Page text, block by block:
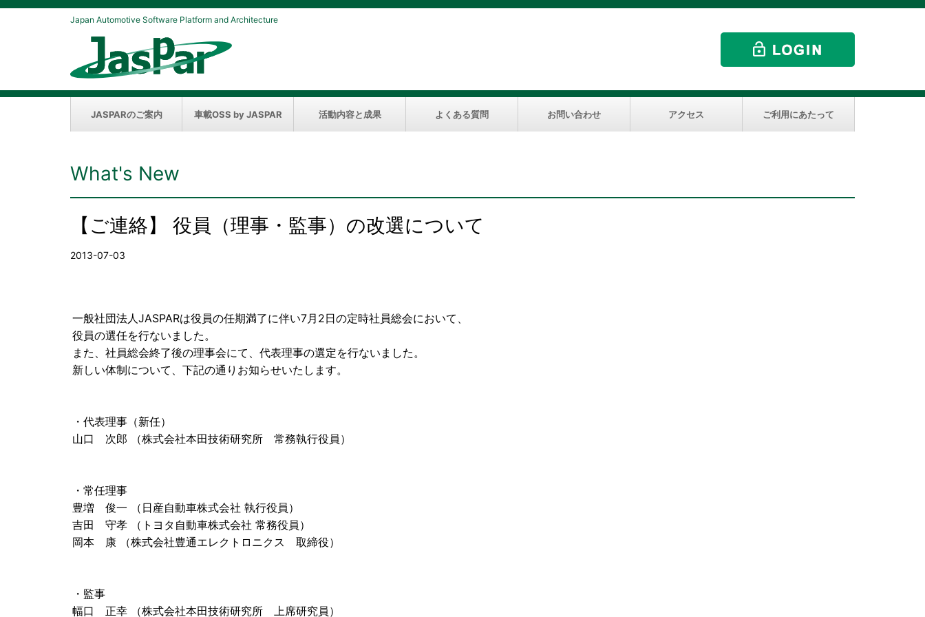
Japan Automotive Software Platform and Architecture
JASPARのご案内 車載OSS by JASPAR 活動内容と成果 よくある質問 お問い合わせ アクセス ご利用にあたって
What's New
【ご連絡】 役員（理事・監事）の改選について
2013-07-03
一般社団法人JASPARは役員の任期満了に伴い7月2日の定時社員総会において、
役員の選任を行ないました。
また、社員総会終了後の理事会にて、代表理事の選定を行ないました。
新しい体制について、下記の通りお知らせいたします。
・代表理事（新任）
山口 次郎 （株式会社本田技術研究所 常務執行役員）
・常任理事
豊増 俊一 （日産自動車株式会社 執行役員）
吉田 守孝 （トヨタ自動車株式会社 常務役員）
岡本 康 （株式会社豊通エレクトロニクス 取締役）
・監事
幅口 正幸 （株式会社本田技術研究所 上席研究員）